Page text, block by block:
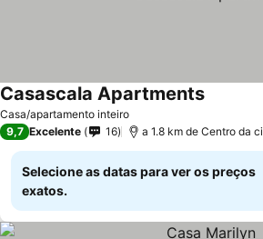
Casa/apartamento inteiro
Casascala Apartments
9,7 Excelente 16 a 1.8 km de Centro da
Selecione as datas para ver os preços
exatos.